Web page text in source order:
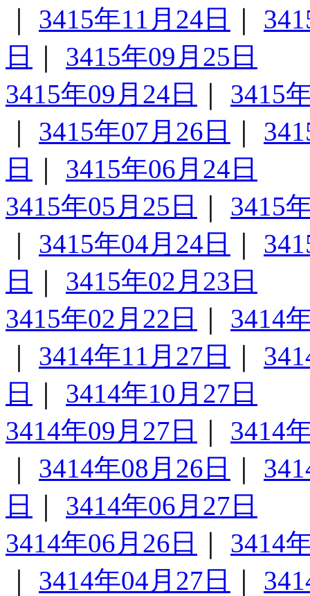
3415年11月24日
日
3415年09月25日
3415年09月24日
3415
3415年07月26日
日
3415年06月24日
3415年05月25日
3415
3415年04月24日
日
3415年02月23日
3415年02月22日
3414
3414年11月27日
日
3414年10月27日
3414年09月27日
3414
3414年08月26日
日
3414年06月27日
3414年06月26日
3414
3414年04月27日